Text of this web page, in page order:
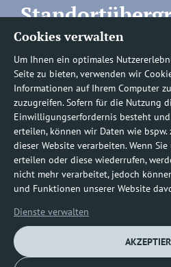
Cookies verwalten
Um Ihnen ein optimales
Seite zu bieten, verwenden wir
Informationen auf Ihrem Computer
zuzugreifen. Sofern für die Nutzung
Einwilligungserfordernis besteht
erteilen, können wir Daten wie
dieser Website verarbeiten. Wenn
erteilen oder diese wiederrufen,
nicht mehr verarbeitet, jedoch
und Funktionen unserer Website
Dienste verwalten
Rufnummern
0800 1219100-10